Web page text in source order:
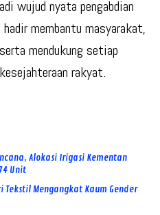
wujud nyata pengabdian
membantu masyarakat,
mendukung setiap
rakyat.
Alokasi Irigasi Kementan
Unit
Tekstil Mengangkat Kaum Gender